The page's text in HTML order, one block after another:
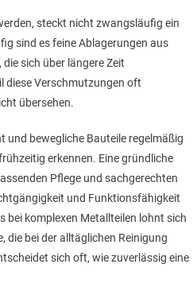
steckt nicht zwangsläufig ein
sind es feine Ablagerungen aus
sich über längere Zeit
diese Verschmutzungen oft
übersehen.
und bewegliche Bauteile regelmäßig
erkennen. Eine gründliche
Pflege und sachgerechten
und Funktionsfähigkeit
bei komplexen Metallteilen lohnt sich
die bei der alltäglichen Reinigung
sich oft, wie zuverlässig eine